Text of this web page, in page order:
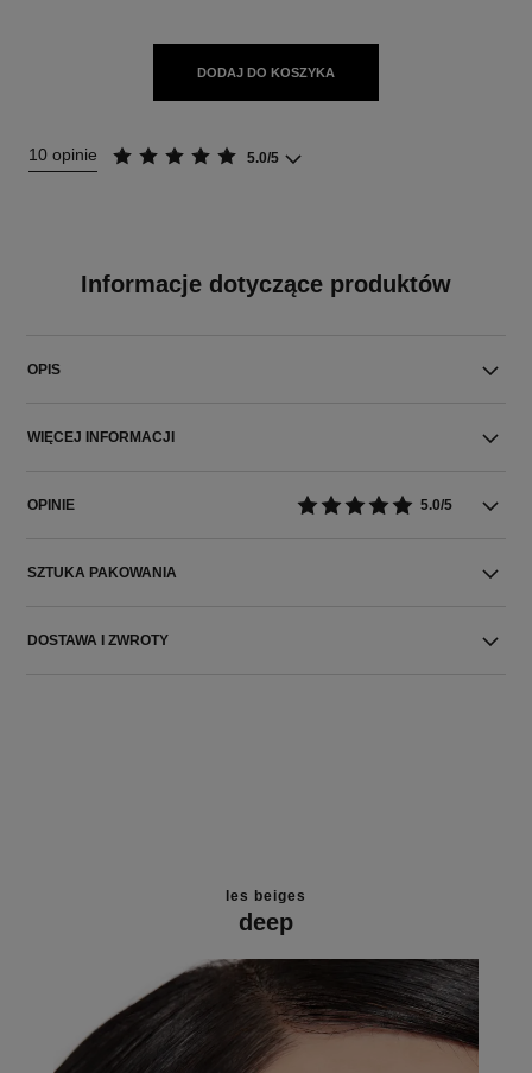
DODAJ DO KOSZYKA
10 opinie 5.0/5
Informacje dotyczące produktów
OPIS
WIĘCEJ INFORMACJI
OPINIE 5.0/5
SZTUKA PAKOWANIA
DOSTAWA I ZWROTY
les beiges
deep